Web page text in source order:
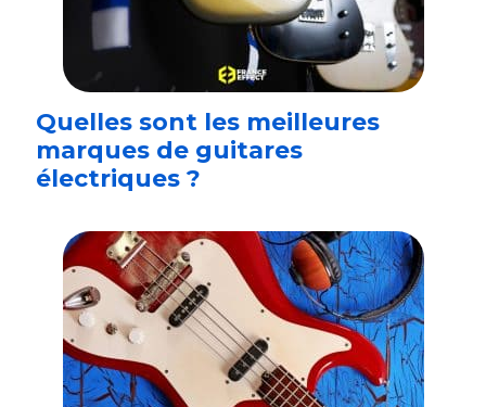
Quelles sont les meilleures
marques de guitares
électriques ?